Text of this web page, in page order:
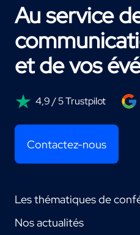
Au service
et de vos
4,9 / 5 Trustpilot
Contactez-nous
Les thématiques de
Nos actualités